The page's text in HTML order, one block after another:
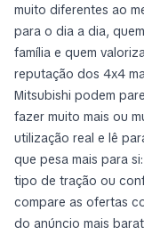
muito diferentes ao
para o dia a dia,
família e quem
reputação dos 4x4
Mitsubishi podem
fazer muito mais ou
utilização real e lê
que pesa mais para
tipo de tração ou
compare as ofertas
do anúncio mais